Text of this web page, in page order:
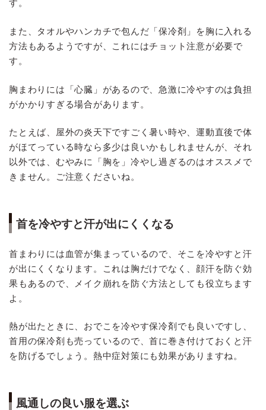
す。
また、タオルやハンカチで包んだ「保冷剤」を胸に入れる
方法もあるようですが、これにはチョット注意が必要で
す。
胸まわりには「心臓」があるので、急激に冷やすのは負担
がかかりすぎる場合があります。
たとえば、屋外の炎天下ですごく暑い時や、運動直後で体
がほてっている時なら多少は良いかもしれませんが、それ
以外では、むやみに「胸を」冷やし過ぎるのはオススメで
きません。ご注意くださいね。
首を冷やすと汗が出にくくなる
首まわりには血管が集まっているので、そこを冷やすと汗
が出にくくなります。これは胸だけでなく、顔汗を防ぐ効
果もあるので、メイク崩れを防ぐ方法としても役立ちます
よ。
熱が出たときに、おでこを冷やす保冷剤でも良いですし、
首用の保冷剤も売っているので、首に巻き付けておくと汗
を防げるでしょう。熱中症対策にも効果がありますね。
風通しの良い服を選ぶ